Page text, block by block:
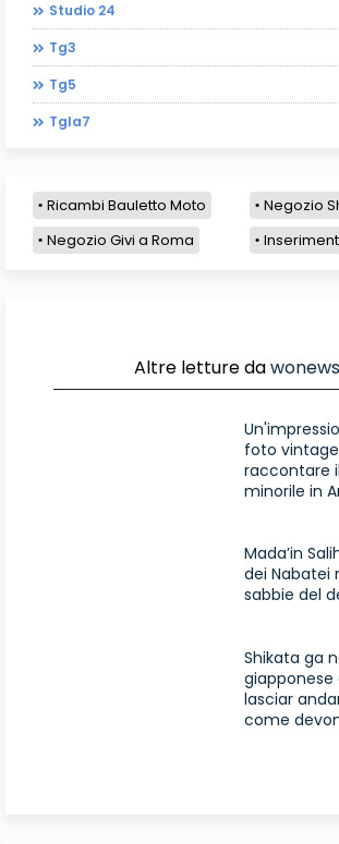
Studio 24
Tg3
Tg5
Tgla7
Ricambi Bauletto Moto
Negozio
Negozio Givi a Roma
Altre letture da
foto
raccontare
minorile in
Mada’in
dei Nabatei
sabbie del
Shikata ga
giapponese
lasciar
come